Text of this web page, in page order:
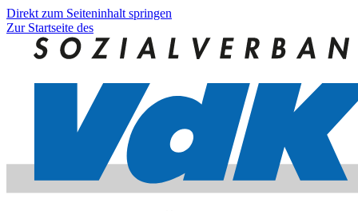
Direkt zum Seiteninhalt springen
Zur Startseite des